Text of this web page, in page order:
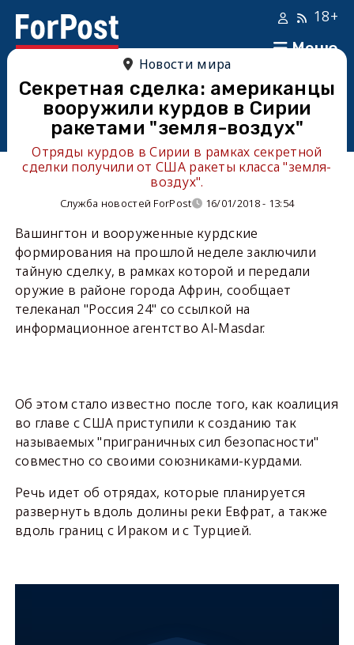
Меню
18+
Новости мира
Секретная сделка: американцы
вооружили курдов в Сирии
ракетами "земля-воздух"
Отряды курдов в Сирии в рамках секретной
сделки получили от США ракеты класса "земля-
воздух".
Служба новостей ForPost 16/01/2018 - 13:54
Вашингтон и вооруженные курдские
формирования на прошлой неделе заключили
тайную сделку, в рамках которой и передали
оружие в районе города Африн, сообщает
телеканал "Россия 24" со ссылкой на
информационное агентство Al-Masdar.
Об этом стало известно после того, как коалиция
во главе с США приступили к созданию так
называемых "приграничных сил безопасности"
совместно со своими союзниками-курдами.
Речь идет об отрядах, которые планируется
развернуть вдоль долины реки Евфрат, а также
вдоль границ с Ираком и с Турцией.